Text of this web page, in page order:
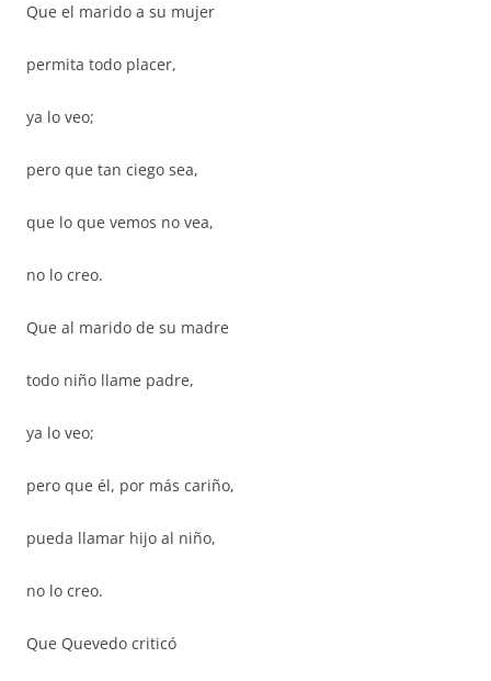
Que el marido a su mujer
permita todo placer,
ya lo veo;
pero que tan ciego sea,
que lo que vemos no vea,
no lo creo.
Que al marido de su madre
todo niño llame padre,
ya lo veo;
pero que él, por más cariño,
pueda llamar hijo al niño,
no lo creo.
Que Quevedo criticó